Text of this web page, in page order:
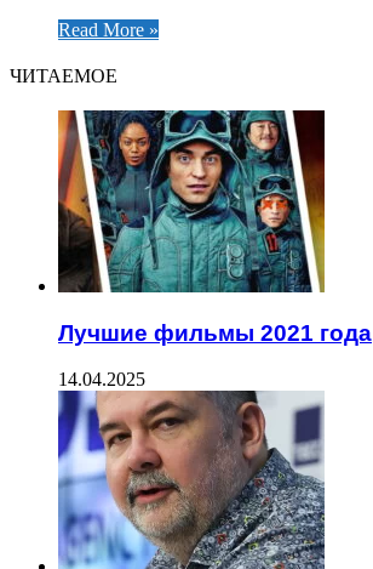
Read More »
ЧИТАЕМОЕ
Лучшие фильмы 2021 года
14.04.2025